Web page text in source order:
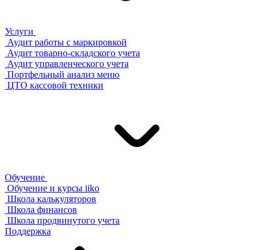
Услуги
Аудит работы с маркировкой
Аудит товарно-складского учета
Аудит управленческого учета
Портфельный анализ меню
ЦТО кассовой техники
Обучение
Обучение и курсы iiko
Школа калькуляторов
Школа финансов
Школа продвинутого учета
Поддержка